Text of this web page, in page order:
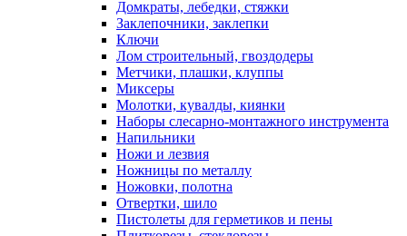
Домкраты, лебедки, стяжки
Заклепочники, заклепки
Ключи
Лом строительный, гвоздодеры
Метчики, плашки, клуппы
Миксеры
Молотки, кувалды, киянки
Наборы слесарно-монтажного инструмента
Напильники
Ножи и лезвия
Ножницы по металлу
Ножовки, полотна
Отвертки, шило
Пистолеты для герметиков и пены